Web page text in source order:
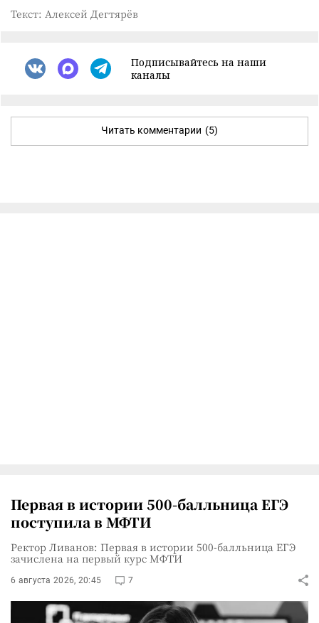
Текст: Алексей Дегтярёв
Подписывайтесь на наши
каналы
Читать комментарии (5)
Первая в истории 500-балльница ЕГЭ
поступила в МФТИ
Ректор Ливанов: Первая в истории 500-балльница ЕГЭ
зачислена на первый курс МФТИ
6 августа 2026, 20:45 7